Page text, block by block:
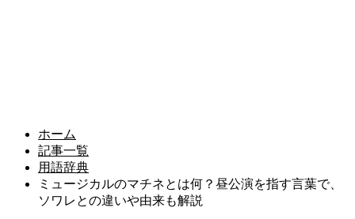
ホーム
記事一覧
用語辞典
ミュージカルのマチネとは何？昼公演を指す言葉で、
ソワレとの違いや由来も解説